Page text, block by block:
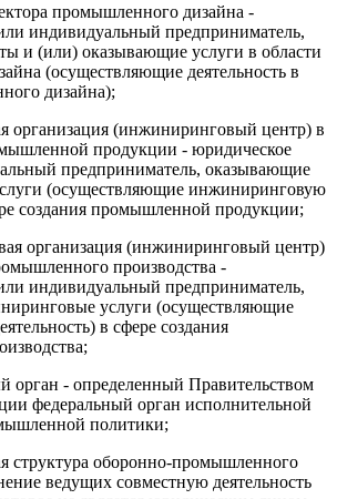
промышленного дизайна -
индивидуальный предприниматель,
и (или) оказывающие услуги в области
(осуществляющие деятельность в
дизайна);
организация (инжиниринговый центр) в
продукции - юридическое
предприниматель, оказывающие
(осуществляющие инжиниринговую
создания промышленной продукции;
организация (инжиниринговый центр)
производства -
индивидуальный предприниматель,
услуги (осуществляющие
в сфере создания
орган - определенный Правительством
федеральный орган исполнительной
политики;
структура оборонно-промышленного
ведущих совместную деятельность